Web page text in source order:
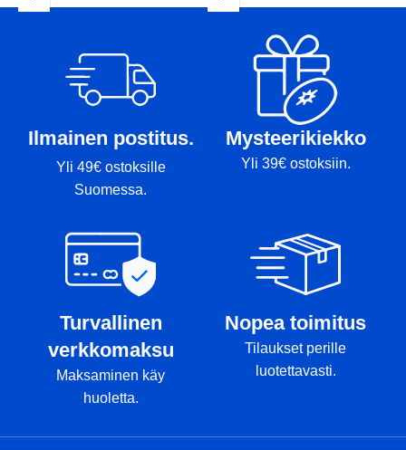
Ilmainen postitus.
Yli 49€ ostoksille
Suomessa.
Mysteerikiekko
Yli 39€ ostoksiin.
Turvallinen
verkkomaksu
Maksaminen käy
huoletta.
Nopea toimitus
Tilaukset perille
luotettavasti.